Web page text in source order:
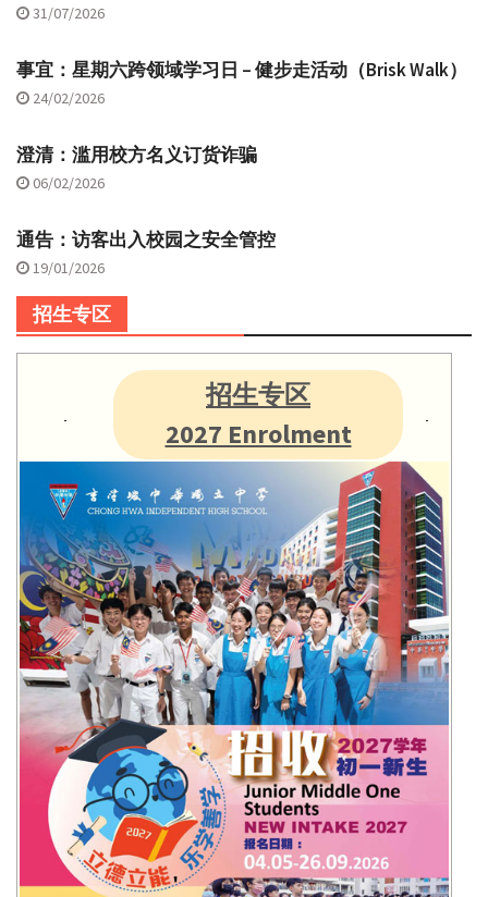
31/07/2026
事宜：星期六跨领域学习日 – 健步走活动（Brisk Walk）
24/02/2026
澄清：滥用校方名义订货诈骗
06/02/2026
通告：访客出入校园之安全管控
19/01/2026
招生专区
招生专区
2027 Enrolment